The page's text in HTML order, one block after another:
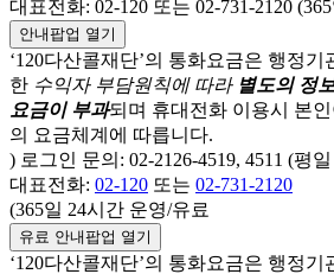
대표전화: 02-120 또는 02-731-2120
안내팝업 열기
‘120다산콜재단’의 통화요금은 행정기
한 수익자 부담원칙에 따라 별도의 정
요금이 부과되며 휴대전화 이용시 본
의 요금체계에 따릅니다.
) 로그인 문의: 02-2126-4519, 4511 (평
대표전화: 02-120 또는 02-731-2120
(365일 24시간 운영/유료
유료 안내팝업 열기
‘120다산콜재단’의 통화요금은 행정기